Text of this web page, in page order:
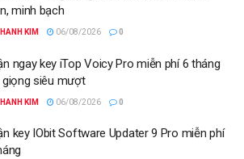
minh bạch
KIM 06/08/2026 0
ngay key iTop Voicy Pro miễn phí 6 tháng
siêu mượt
KIM 06/08/2026 0
key IObit Software Updater 9 Pro miễn phí